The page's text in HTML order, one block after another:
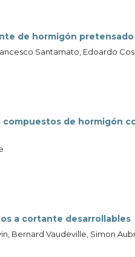
de hormigón
Santamato, Edoardo
compuestos de hormigón
a cortante desarrollables
Bernard Vaudeville, Simon